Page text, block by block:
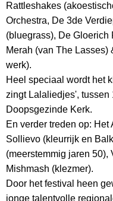
Rattleshakes
Orchestra, De 3de
(bluegrass), De
Merah (van The Lasses)
werk).
Heel speciaal wordt het
zingt Lalaliedjes', tussen
Doopsgezinde Kerk.
En verder treden op:
Sollievo (kleurrijk en
(meerstemmig jaren 50),
Mishmash (klezmer).
Door het festival heen
jonge talentvolle